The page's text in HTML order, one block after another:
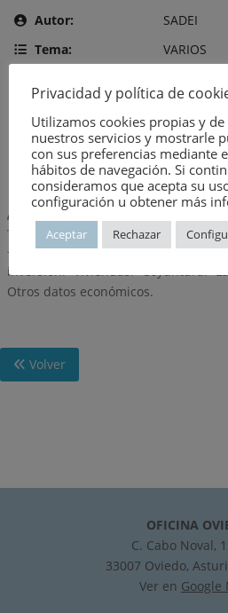
Autor:
SADEI
Tema:
VARIOS
Año de publicación: 7 de
Número:
2562
Descripción:
– Estadística de edificación y
inversión.- Viviendas.- Coyuntura.-
Otros datos económicos.
Volver
OFICINA
C. Cabo Noval,
33007 Oviedo,
Ver en Google
Privacidad y política de
Utilizamos cookies propias y
nuestros servicios y mostrarle
con sus preferencias mediante
hábitos de navegación. Si
consideramos que acepta su
configuración u obtener más
Aceptar Rechazar